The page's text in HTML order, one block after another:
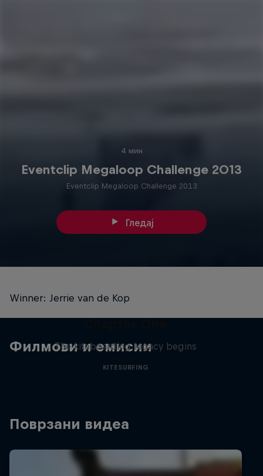
4 мин
Eventclip Megaloop Challenge 2013
Eventclip Megaloop Challenge 2013
Гледај
Winner: Jerrie van de Kop
Филмови и емисии
The kiteboarding legacy begins
KITESURFING
Поврзани видеа